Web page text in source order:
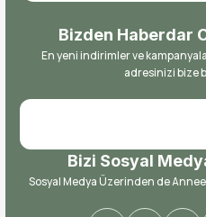
Bizden Haberdar
En yeni indirimler ve
adresinizi bize
Bizi Sosyal
Sosyal Medya Üzerinden de